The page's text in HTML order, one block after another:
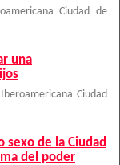
Ciudad de
una
Ciudad
sexo de la Ciudad
del poder